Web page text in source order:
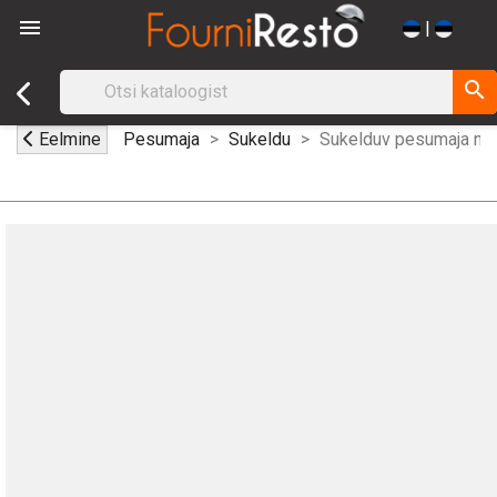
 |
search
Eelmine Pesumaja Sukeldu Sukelduv pesumaja